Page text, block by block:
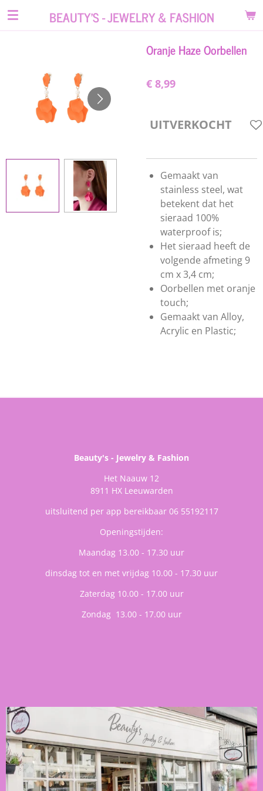
Ga
BEAUTY'S - JEWELRY & FASHION
Oranje Haze Oorbellen
€ 8,99
UITVERKOCHT
Gemaakt van
stainless steel, wat
betekent dat het
sieraad 100%
waterproof is;
Het sieraad heeft de
volgende afmeting 9
cm x 3,4 cm;
Oorbellen met oranje
touch;
Gemaakt van Alloy,
Acrylic en Plastic;
Beauty's - Jewelry & Fashion
Het Naauw 12
8911 HX Leeuwarden
uitsluitend per app bereikbaar 06 55192117
Openingstijden:
Maandag 13.00 - 17.30 uur
dinsdag tot en met vrijdag 10.00 - 17.30 uur
Zaterdag 10.00 - 17.00 uur
Zondag 13.00 - 17.00 uur